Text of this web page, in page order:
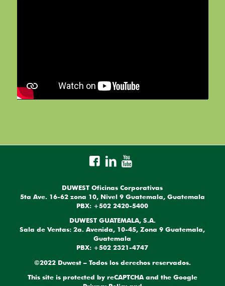
DUWEST Oficinas Corporativas
5ta Ave. 16-62 zona 10, Nivel 9 Guatemala, Guatemala
PBX: +502 2420-5400
DUWEST GUATEMALA, S.A.
Sala de Ventas: 2a. Avenida, 10-45, Zona 9 Guatemala,
Guatemala
PBX: +502 2321-4747
©2022 Duwest – Todos los derechos reservados.
This site is protected by reCAPTCHA and the Google